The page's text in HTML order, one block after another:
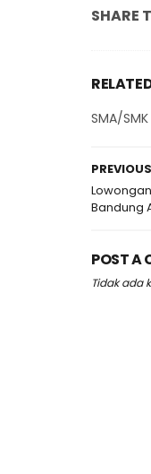
SHARE
SMA/SMK
PREVIOUS
Bandung
POST A
Tidak ada